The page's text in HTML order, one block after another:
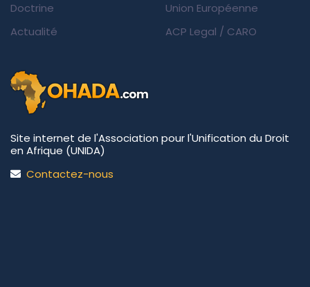
Doctrine
Actualité
Union Européenne
ACP Legal / CARO
Site internet de l'Association pour l'Unification du Droit
en Afrique (UNIDA)
Contactez-nous